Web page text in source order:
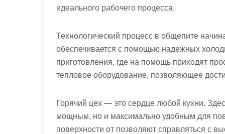
идеального рабочего процесса.
Технологический процесс в общепите
обеспечивается с помощью надежных
приготовления, где на помощь приходят
тепловое оборудование, позволяющее
Горячий цех — это сердце любой кухни.
мощным, но и максимально удобным для
поверхности от позволяют справляться с